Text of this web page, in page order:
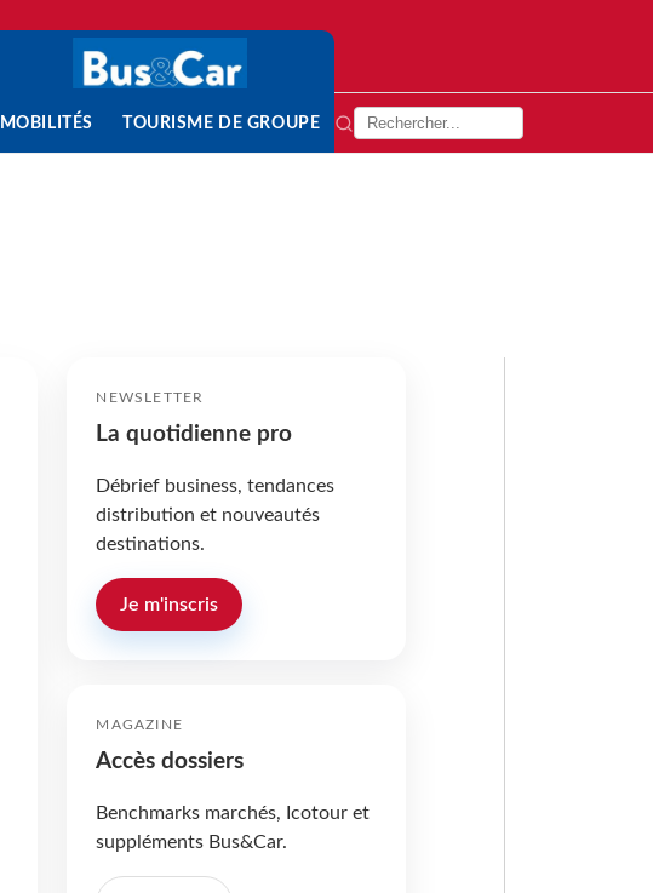
MOBILITÉS TOURISME DE GROUPE
NEWSLETTER
La quotidienne pro
Débrief business, tendances
distribution et nouveautés
destinations.
Je m'inscris
MAGAZINE
Accès dossiers
Benchmarks marchés, Icotour et
suppléments Bus&Car.